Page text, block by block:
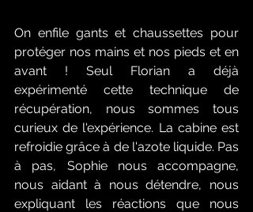
On enfile gants et chaussettes pour
protéger nos mains et nos pieds et en
avant ! Seul Florian a déjà
expérimenté cette technique de
récupération, nous sommes tous
curieux de l'expérience. La cabine est
refroidie grâce à de l'azote liquide. Pas
à pas, Sophie nous accompagne,
nous aidant à nous détendre, nous
expliquant les réactions que nous